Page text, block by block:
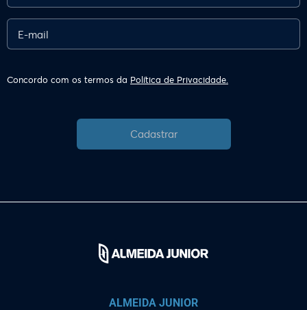
Concordo com os termos da Política de Privacidade.
Cadastrar
ALMEIDA JUNIOR